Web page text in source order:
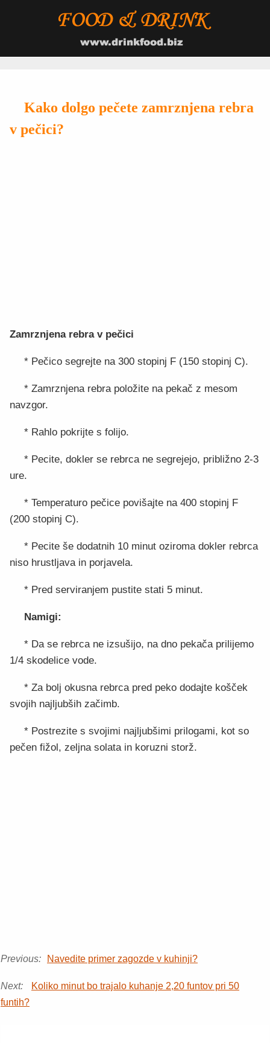
Kako dolgo pečete zamrznjena rebra
v pečici?
Zamrznjena rebra v pečici
* Pečico segrejte na 300 stopinj F (150 stopinj C).
* Zamrznjena rebra položite na pekač z mesom
navzgor.
* Rahlo pokrijte s folijo.
* Pecite, dokler se rebrca ne segrejejo, približno 2-3
ure.
* Temperaturo pečice povišajte na 400 stopinj F
(200 stopinj C).
* Pecite še dodatnih 10 minut oziroma dokler rebrca
niso hrustljava in porjavela.
* Pred serviranjem pustite stati 5 minut.
Namigi:
* Da se rebrca ne izsušijo, na dno pekača prilijemo
1/4 skodelice vode.
* Za bolj okusna rebrca pred peko dodajte košček
svojih najljubših začimb.
* Postrezite s svojimi najljubšimi prilogami, kot so
pečen fižol, zeljna solata in koruzni storž.
Previous: Navedite primer zagozde v kuhinji?
Next:
Koliko minut bo trajalo kuhanje 2,20 funtov pri 50
funtih?